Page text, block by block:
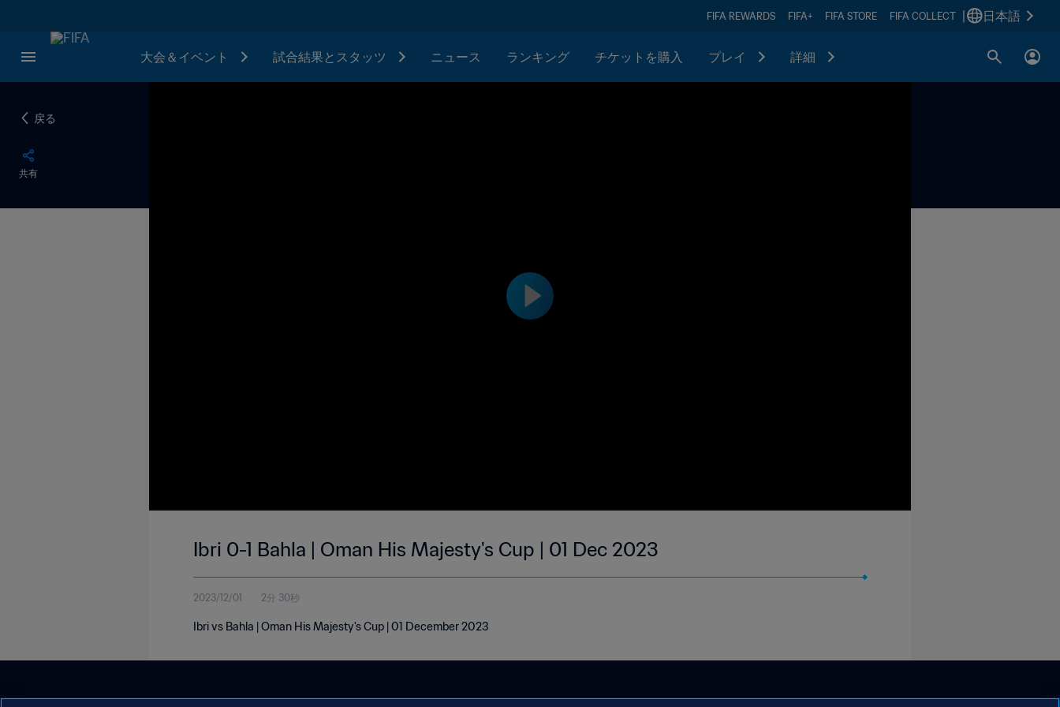
FIFA REWARDS FIFA+ FIFA STORE FIFA COLLECT 日本語
大会＆イベント 試合結果とスタッツ ニュース ランキング チケットを購入 プレイ 詳細
戻る
共有
Ibri 0-1 Bahla | Oman His Majesty's Cup | 01 Dec 2023
2023/12/01 2分 30秒
Ibri vs Bahla | Oman His Majesty's Cup | 01 December 2023